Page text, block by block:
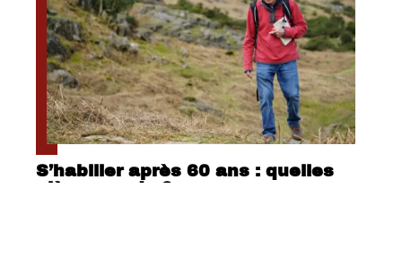
S’habiller après 60 ans : quelles
pièces mode ?